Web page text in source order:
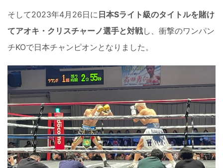
そして2023年4月26日に 日本Sライト級のタイトルを賭け
てアオキ・クリスチャーノ選手と対戦し、衝撃のワンパン
チKOで日本チャンピオンとなりました。